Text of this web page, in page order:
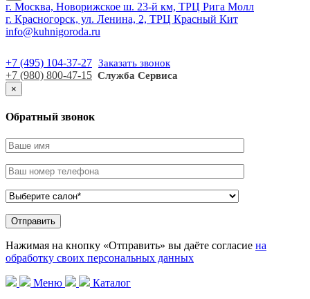
г. Москва, Новорижское ш. 23-й км, ТРЦ Рига Молл
г. Красногорск, ул. Ленина, 2, ТРЦ Красный Кит
info@kuhnigoroda.ru
+7 (495) 104-37-27 Заказать звонок
+7 (980) 800-47-15 Служба Сервиса
×
Обратный звонок
Нажимая на кнопку «Отправить» вы даёте согласие на
обработку своих персональных данных
Меню
Каталог